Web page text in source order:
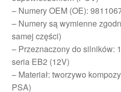
– Numery OEM (OE):
– Numery są wymienne
samej części)
– Przeznaczony do silników:
seria EB2 (12V)
– Materiał: tworzywo
PSA)